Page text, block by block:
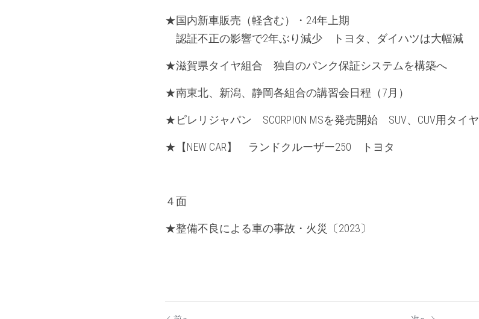
★国内新車販売（軽含む）・24年上期
認証不正の影響で2年ぶり減少　トヨタ、ダイハツは大幅減
★滋賀県タイヤ組合　独自のパンク保証システムを構築へ
★南東北、新潟、静岡各組合の講習会日程（7月）
★ピレリジャパン　SCORPION MSを発売開始　SUV、CUV用タイヤ
★【NEW CAR】　ランドクルーザー250　トヨタ
４面
★整備不良による車の事故・火災〔2023〕